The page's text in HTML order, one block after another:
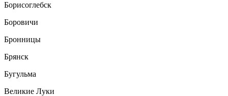
Борисоглебск
Боровичи
Бронницы
Брянск
Бугульма
Великие Луки